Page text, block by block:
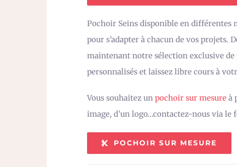
Pochoir Seins disponible en différentes
pour s’adapter à chacun de vos projets.
maintenant notre sélection exclusive de
personnalisés et laissez libre cours à
Vous souhaitez un pochoir sur mesure à
image, d’un logo…contactez-nous via le
POCHOIR SUR MESURE